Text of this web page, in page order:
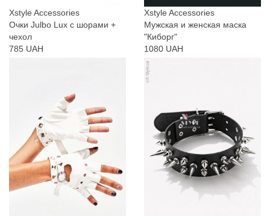
Xstyle Accessories
Очки Julbo Lux с шорами +
чехол
785 UAH
Xstyle Accessories
Мужская и женская маска
"Киборг"
1080 UAH